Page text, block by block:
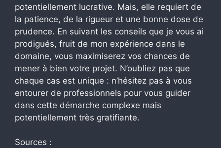
potentiellement lucrative. Mais, elle requiert de
la patience, de la rigueur et une bonne dose de
prudence. En suivant les conseils que je vous ai
prodigués, fruit de mon expérience dans le
domaine, vous maximiserez vos chances de
mener à bien votre projet. N’oubliez pas que
chaque cas est unique : n’hésitez pas à vous
entourer de professionnels pour vous guider
dans cette démarche complexe mais
potentiellement très gratifiante.
Sources :